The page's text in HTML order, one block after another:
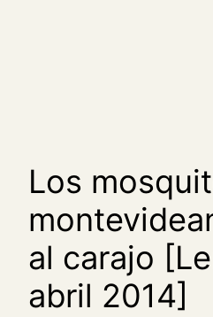
Los
al carajo
abril 2014]